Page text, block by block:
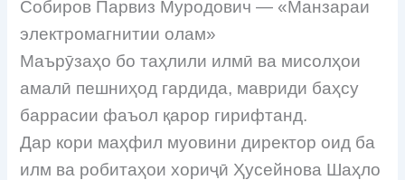
Собиров Парвиз Муродович — «Манзараи
электромагнитии олам»
Маърӯзаҳо бо таҳлили илмӣ ва мисолҳои
амалӣ пешниҳод гардида, мавриди баҳсу
баррасии фаъол қарор гирифтанд.
Дар кори маҳфил муовини директор оид ба
илм ва робитаҳои хориҷӣ Ҳусейнова Шаҳло